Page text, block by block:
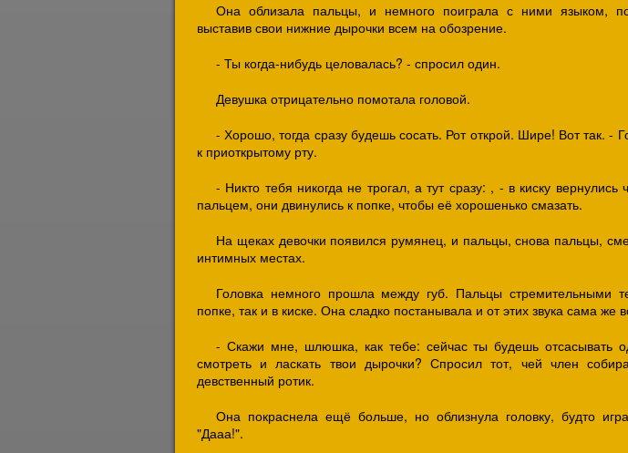
Она облизала пальцы, и немного поиграла с ними языком,
выставив свои нижние дырочки всем на обозрение.
- Ты когда-нибудь целовалась? - спросил один.
Девушка отрицательно помотала головой.
- Хорошо, тогда сразу будешь сосать. Рот открой. Шире! Вот так. -
к приоткрытому рту.
- Никто тебя никогда не трогал, а тут сразу: , - в киску вернулись
пальцем, они двинулись к попке, чтобы её хорошенько смазать.
На щеках девочки появился румянец, и пальцы, снова пальцы,
интимных местах.
Головка немного прошла между губ. Пальцы стремительными
попке, так и в киске. Она сладко постанывала и от этих звука сама же
- Скажи мне, шлюшка, как тебе: сейчас ты будешь отсасывать
смотреть и ласкать твои дырочки? Спросил тот, чей член
девственный ротик.
Она покраснела ещё больше, но облизнула головку, будто
"Дааа!".